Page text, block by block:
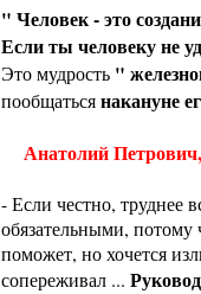
" Человек - это
Если ты человеку не
Это мудрость "
пообщатьсянакануне
Анатолий
- Если честно, труднее
обязательными, потому
поможет, но хочется
сопереживал ...